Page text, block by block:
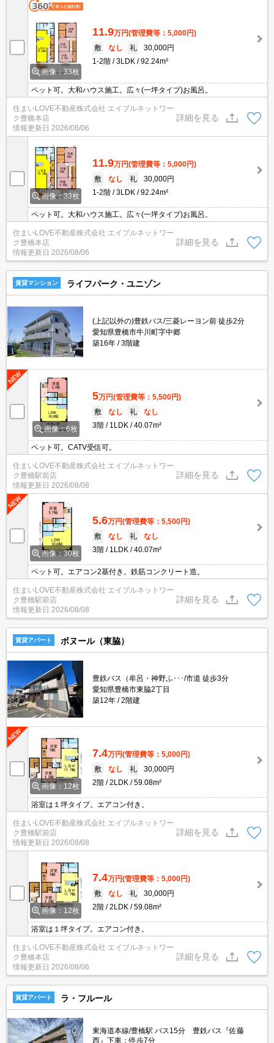
画像：33枚
11.9万円(管理費等：5,000円)
敷
なし 礼
30,000円
1-2階
3LDK 92.24m²
ペット可。大和ハウス施工。広々(一坪タイプ)お風呂。
住まいLOVE不動産株式会社 エイブルネットワー
ク豊橋本店
情報更新日 2026/08/06
詳細を見る
画像：33枚
11.9万円(管理費等：5,000円)
敷
なし 礼
30,000円
1-2階
3LDK 92.24m²
ペット可。大和ハウス施工。広々(一坪タイプ)お風呂。
住まいLOVE不動産株式会社 エイブルネットワー
ク豊橋本店
情報更新日 2026/08/06
詳細を見る
賃貸マンション ライフパーク・ユニゾン
(上記以外の)豊鉄バス/三菱レーヨン前 徒歩2分
愛知県豊橋市牛川町字中郷
築16年
3階建
画像：6枚
5万円(管理費等：5,500円)
敷
なし 礼
なし
3階
1LDK 40.07m²
ペット可。CATV受信可。
住まいLOVE不動産株式会社 エイブルネットワー
ク豊橋駅前店
情報更新日 2026/08/08
詳細を見る
画像：30枚
5.6万円(管理費等：5,500円)
敷
なし 礼
なし
3階
1LDK 40.07m²
ペット可。エアコン2基付き。鉄筋コンクリート造。
住まいLOVE不動産株式会社 エイブルネットワー
ク豊橋駅前店
情報更新日 2026/08/08
詳細を見る
賃貸アパート ボヌール（東脇）
豊鉄バス（牟呂・神野ふ･･･/市道 徒歩3分
愛知県豊橋市東脇2丁目
築12年
2階建
画像：12枚
7.4万円(管理費等：5,000円)
敷
なし 礼
30,000円
2階
2LDK 59.08m²
浴室は１坪タイプ。エアコン付き。
住まいLOVE不動産株式会社 エイブルネットワー
ク豊橋駅前店
情報更新日 2026/08/08
詳細を見る
画像：12枚
7.4万円(管理費等：5,000円)
敷
なし 礼
30,000円
2階
2LDK 59.08m²
浴室は１坪タイプ。エアコン付き。
住まいLOVE不動産株式会社 エイブルネットワー
ク豊橋本店
情報更新日 2026/08/06
詳細を見る
賃貸アパート ラ・フルール
東海道本線/豊橋駅 バス15分 豊鉄バス『佐藤
西』下車：停歩7分